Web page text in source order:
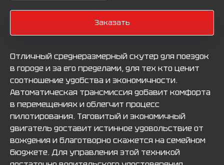
Заказать
Отличный среднеразмерный скутер для поездок
в городе и за его пределами, для тех кто ценит
соотношение удобства и экономичности.
Автоматическая трансмиссия добавит комфорта
в перемещениях и облегчит процесс
пилотирования. Тяговитый и экономичный
двигатель доставит истинное удовольствие от
вождения и благотворно скажется на семейном
бюджете. Для управления этой техникой